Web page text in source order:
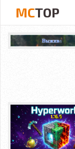
MCTOP